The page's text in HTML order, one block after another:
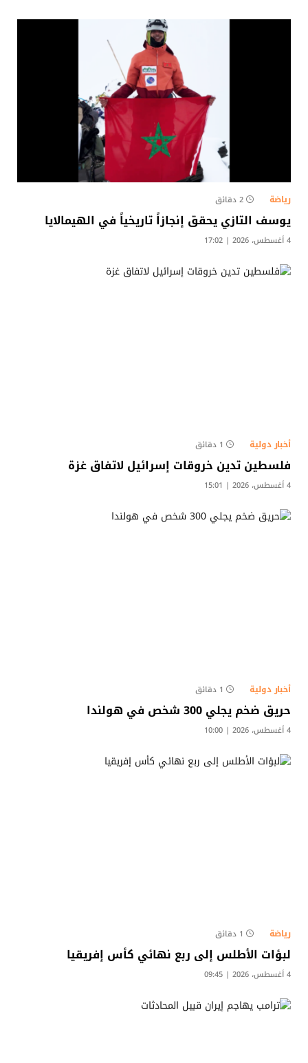
رياضة 2 دقائق
يوسف التازي يحقق إنجازاً تاريخياً في الهيمالايا
4 أغسطس، 2026 | 17:02
أخبار دولية 1 دقائق
فلسطين تدين خروقات إسرائيل لاتفاق غزة
4 أغسطس، 2026 | 15:01
أخبار دولية 1 دقائق
حريق ضخم يجلي 300 شخص في هولندا
4 أغسطس، 2026 | 10:00
رياضة 1 دقائق
لبؤات الأطلس إلى ربع نهائي كأس إفريقيا
4 أغسطس، 2026 | 09:45